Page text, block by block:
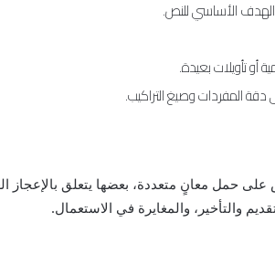
الهدف الأساسي للنص.
أو تأويلات بعيدة.
دقة المفردات وصيغ التراكيب.
على حمل معانٍ متعددة، بعضها يتعلق
والتأخير، والمغايرة في الاستعمال.